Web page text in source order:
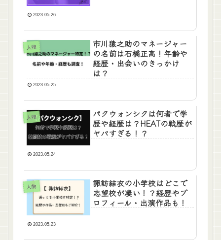
2023.05.26
人物
市川猿之助のマネージャー
の名前は石橋正高！年齢や
経歴・出会いのきっかけ
は？
2023.05.25
人物
パクウォンシクは何者で学
歴や経歴は？HEATの戦歴が
ヤバすぎる！？
2023.05.24
人物
諏訪結衣の小学校はどこで
志望校が凄い！？経歴やプ
ロフィール・出演作品も！
2023.05.23